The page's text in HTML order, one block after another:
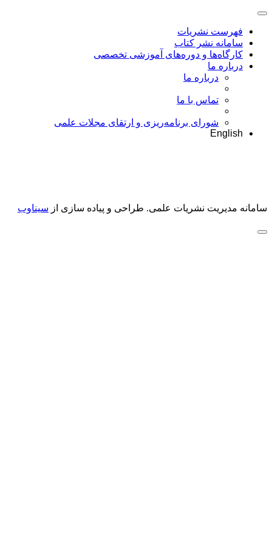
فهرست نشریات
سامانه نشر کتاب
کارگاه‌ها و دوره‌های آموزشی تخصصی
درباره ما
درباره ما
تماس با ما
شورای برنامه‌ریزی و ارتقای مجلات علمی
English
سامانه مدیریت نشریات علمی. طراحی و پیاده سازی از سیناوب